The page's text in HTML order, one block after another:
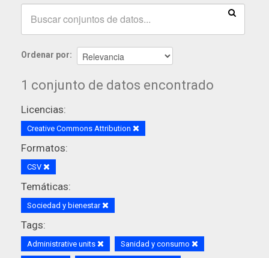
Ordenar por
1 conjunto de datos encontrado
Licencias:
Creative Commons Attribution
Formatos:
CSV
Temáticas:
Sociedad y bienestar
Tags:
Administrative units Sanidad y consumo